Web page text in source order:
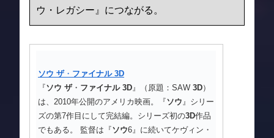
ウ・レガシー』につながる。
ソウ ザ・ ファイナル 3D
『ソウ ザ・ ファイナル 3D 』（原題：SAW 3D）
は、2010年公開のアメリカ映画。『ソウ 』シリー
ズの第7作目にして完結編。シリーズ初の3D作品
でもある。 監督は『ソウ6』に続いてケヴィン・